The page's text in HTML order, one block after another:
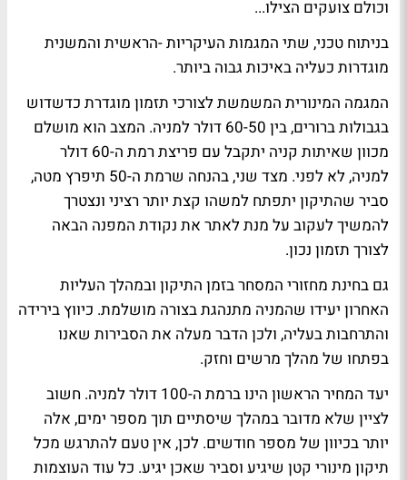
וכולם צועקים הצילו...
בניתוח טכני, שתי המגמות העיקריות -הראשית והמשנית
מוגדרות כעליה באיכות גבוה ביותר.
המגמה המינורית המשמשת לצורכי תזמון מוגדרת כדשדוש
בגבולות ברורים, בין 60-50 דולר למניה. המצב הוא מושלם
מכוון שאיתות קניה יתקבל עם פריצת רמת ה-60 דולר
למניה, לא לפני. מצד שני, בהנחה שרמת ה-50 תיפרץ מטה,
סביר שהתיקון יתפתח למשהו קצת יותר רציני ונצטרך
להמשיך לעקוב על מנת לאתר את נקודת המפנה הבאה
לצורך תזמון נכון.
גם בחינת מחזורי המסחר בזמן התיקון ובמהלך העליות
האחרון יעידו שהמניה מתנהגת בצורה מושלמת. כיווץ בירידה
והתרחבות בעליה, ולכן הדבר מעלה את הסבירות שאנו
בפתחו של מהלך מרשים וחזק.
יעד המחיר הראשון הינו ברמת ה-100 דולר למניה. חשוב
לציין שלא מדובר במהלך שיסתיים תוך מספר ימים, אלה
יותר בכיוון של מספר חודשים. לכן, אין טעם להתרגש מכל
תיקון מינורי קטן שיגיע וסביר שאכן יגיע. כל עוד העוצמות